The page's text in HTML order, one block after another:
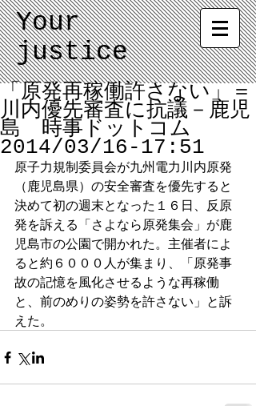
Your
justice
「原発再稼働許さない」＝
川内優先審査に抗議－鹿児
島 時事ドットコム
2014/03/16-17:51
原子力規制委員会が九州電力川内原発
（鹿児島県）の安全審査を優先すると
決めて初の週末となった１６日、反原
発を訴える「さよなら原発集会」が鹿
児島市の公園で開かれた。主催者によ
ると約６０００人が集まり、「原発事
故の記憶を風化させるような再稼働
と、前のめりの姿勢を許さない」と訴
えた。